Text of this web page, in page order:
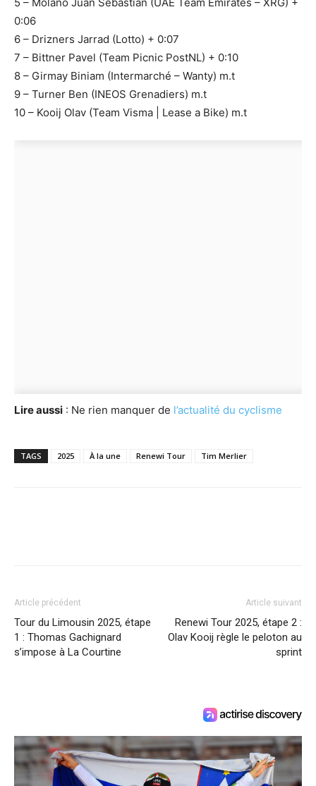
0:06
6 – Drizners Jarrad (Lotto) + 0:07
7 – Bittner Pavel (Team Picnic PostNL) + 0:10
8 – Girmay Biniam (Intermarché – Wanty) m.t
9 – Turner Ben (INEOS Grenadiers) m.t
10 – Kooij Olav (Team Visma | Lease a Bike) m.t
Lire aussi : Ne rien manquer de l’actualité du cyclisme
TAGS 2025 À la une Renewi Tour Tim Merlier
Article précédent
Tour du Limousin 2025, étape
1 : Thomas Gachignard
s’impose à La Courtine
Article suivant
Renewi Tour 2025, étape 2 :
Olav Kooij règle le peloton au
sprint